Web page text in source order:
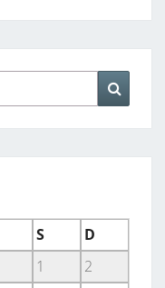
S
D
1
2